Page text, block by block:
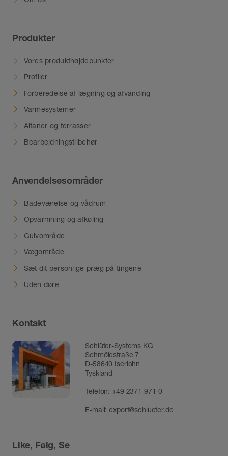
Produkter
Vores produkthøjdepunkter
Profiler
Forberedelse af lægning og afvanding
Varmesystemer
Altaner og terrasser
Bearbejdningstilbehør
Anvendelsesområder
Badeværelse og vådrum
Opvarmning og afkøling
Gulvområde
Vægområde
Sæt dit personlige præg på tingene
Uden døre
Kontakt
Schlüter-Systems KG
Schmölestraße 7
D-58640 Iserlohn
Tyskland
Telefon:+49 2371 971-0
E-mail:export@schlueter.de
Like, Følg, Se